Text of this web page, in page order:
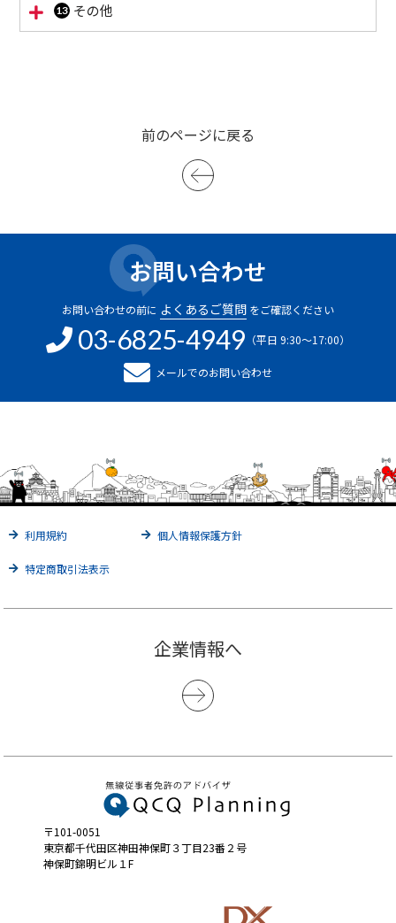
その他
前のページに戻る
お問い合わせ
お問い合わせの前に よくあるご質問 をご確認ください
03-6825-4949 （平日 9:30～17:00）
メールでのお問い合わせ
利用規約 個人情報保護方針
特定商取引法表示
企業情報へ
〒101-0051
東京都千代田区神田神保町３丁目23番２号
神保町錦明ビル１F